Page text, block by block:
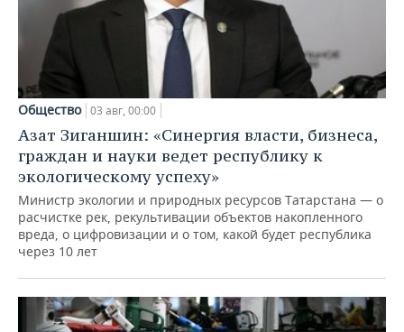
Общество 03 авг, 00:00
Азат Зиганшин: «Синергия власти, бизнеса,
граждан и науки ведет республику к
экологическому успеху»
Министр экологии и природных ресурсов Татарстана — о
расчистке рек, рекультивации объектов накопленного
вреда, о цифровизации и о том, какой будет республика
через 10 лет